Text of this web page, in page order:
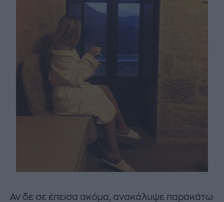
Αν δε σε έπεισα ακόμα, ανακάλυψε παρακάτω